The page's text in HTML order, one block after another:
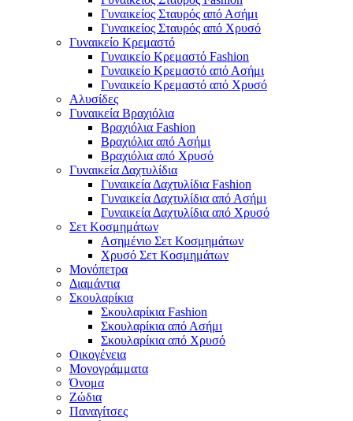
Γυναικείος Σταυρός από Ασήμι
Γυναικείος Σταυρός από Χρυσό
Γυναικείο Κρεμαστό
Γυναικείο Κρεμαστό Fashion
Γυναικείο Κρεμαστό από Ασήμι
Γυναικείο Κρεμαστό από Χρυσό
Αλυσίδες
Γυναικεία Βραχιόλια
Βραχιόλια Fashion
Βραχιόλια από Ασήμι
Βραχιόλια από Χρυσό
Γυναικεία Δαχτυλίδια
Γυναικεία Δαχτυλίδια Fashion
Γυναικεία Δαχτυλίδια από Ασήμι
Γυναικεία Δαχτυλίδια από Χρυσό
Σετ Κοσμημάτων
Ασημένιο Σετ Κοσμημάτων
Χρυσό Σετ Κοσμημάτων
Μονόπετρα
Διαμάντια
Σκουλαρίκια
Σκουλαρίκια Fashion
Σκουλαρίκια από Ασήμι
Σκουλαρίκια από Χρυσό
Οικογένεια
Μονογράμματα
Όνομα
Ζώδια
Παναγίτσες